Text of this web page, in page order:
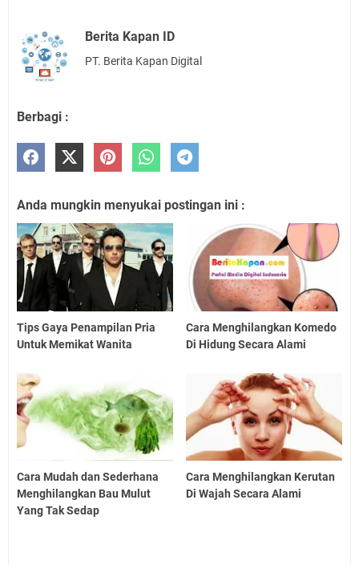
Berita Kapan ID
PT. Berita Kapan Digital
Berbagi :
Anda mungkin menyukai postingan ini :
Tips Gaya Penampilan Pria
Untuk Memikat Wanita
Cara Menghilangkan Komedo
Di Hidung Secara Alami
Cara Mudah dan Sederhana
Menghilangkan Bau Mulut
Yang Tak Sedap
Cara Menghilangkan Kerutan
Di Wajah Secara Alami